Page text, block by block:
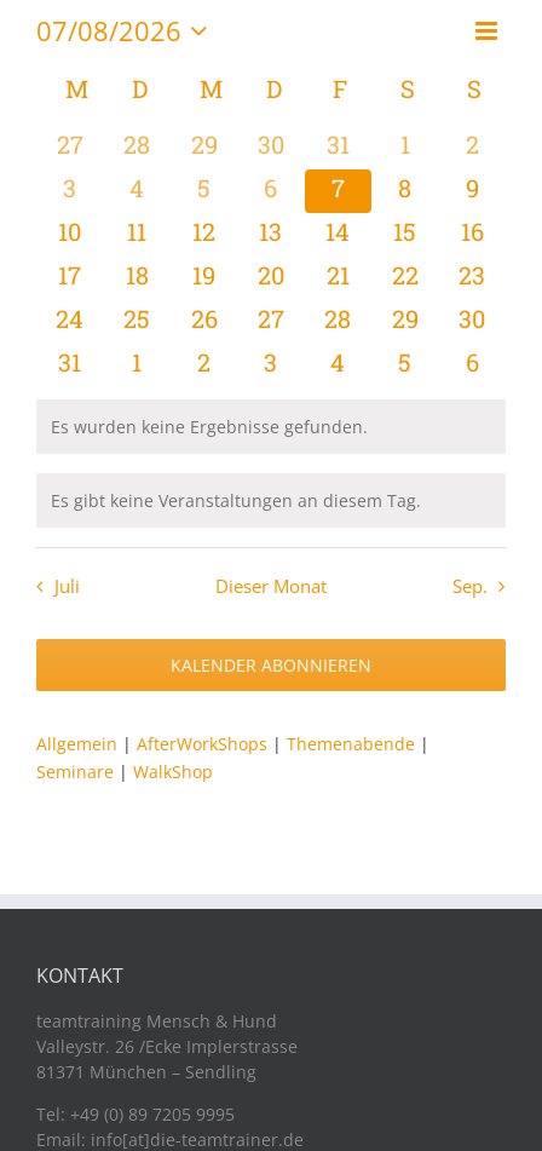
Monat
07/08/2026
wählen.
Kalender
von
Veranstaltungen
MMONTAG
D DIENSTAG
MMITTWOCH
D DONNERSTAG
F FREITAG
S SAMSTAG
S
0
Veranstaltungen
27
0
Veranstaltungen
28
0
Veranstaltungen
29
0
Veranstaltungen
30
0
Veranstaltungen
31
0
1
0
2
0
Veranstaltungen
3
0
Veranstaltungen
4
0
Veranstaltungen
5
0
Veranstaltungen
6
0
Veranstaltungen
7
0
8
0
9
0
Veranstaltungen
10
0
Veranstaltungen
11
0
Veranstaltungen
12
0
Veranstaltungen
13
0
Veranstaltungen
14
0
15
0
16
0
Veranstaltungen
17
0
Veranstaltungen
18
0
Veranstaltungen
19
0
Veranstaltungen
20
0
Veranstaltungen
21
0
22
0
23
0
Veranstaltungen
24
0
Veranstaltungen
25
0
Veranstaltungen
26
0
Veranstaltungen
27
0
Veranstaltungen
28
0
29
0
30
0
31
0
1
0
2
0
3
0
4
0
5
0
6
Hinweis
Es wurden keine Ergebnisse gefunden.
Hinweis
Es gibt keine Veranstaltungen an diesem Tag.
Juli Dieser Monat Sep.
KALENDER ABONNIEREN
Allgemein | AfterWorkShops | Themenabende |
Seminare | WalkShop
KONTAKT
teamtraining Mensch & Hund
Valleystr. 26 /Ecke Implerstrasse
81371 München – Sendling
Tel: +49 (0) 89 7205 9995
Email: info[at]die-teamtrainer.de